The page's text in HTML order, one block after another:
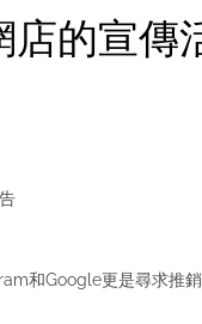
的宣傳
和Google更是尋求推